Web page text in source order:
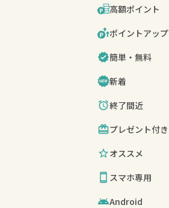
高額ポイント
ポイントアップ
簡単・無料
新着
終了間近
プレゼント付き
オススメ
スマホ専用
Android